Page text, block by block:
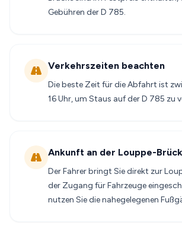
Gebühren der D 785.
Verkehrszeiten beachten
Die beste Zeit für die Abfahrt ist
16 Uhr, um Staus auf der D 785 zu
Ankunft an der Louppe-
Der Fahrer bringt Sie direkt zur
der Zugang für Fahrzeuge
nutzen Sie die nahegelegenen